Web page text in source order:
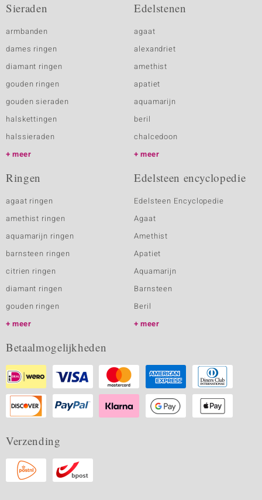
Sieraden
armbanden
dames ringen
diamant ringen
gouden ringen
gouden sieraden
halskettingen
halssieraden
meer
Edelstenen
agaat
alexandriet
amethist
apatiet
aquamarijn
beril
chalcedoon
meer
Ringen
agaat ringen
amethist ringen
aquamarijn ringen
barnsteen ringen
citrien ringen
diamant ringen
gouden ringen
meer
Edelsteen encyclopedie
Edelsteen Encyclopedie
Agaat
Amethist
Apatiet
Aquamarijn
Barnsteen
Beril
meer
Betaalmogelijkheden
Verzending